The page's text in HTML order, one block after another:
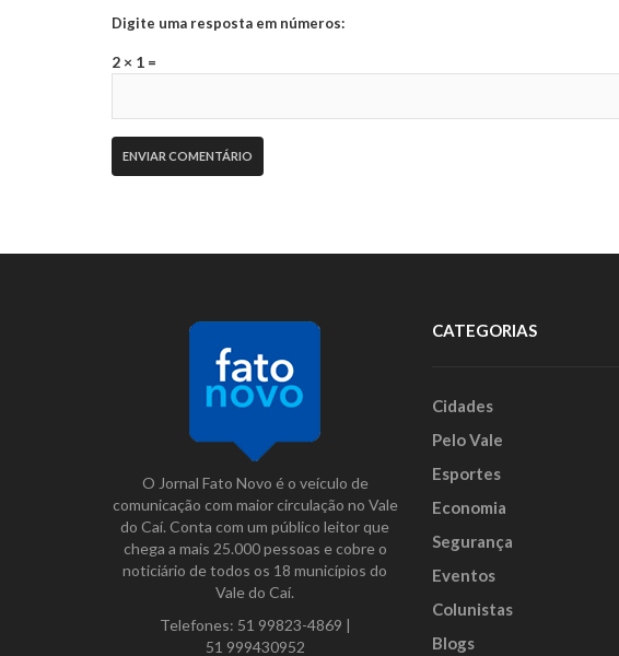
Digite uma resposta em números:
2 × 1 =
O Jornal Fato Novo é o veículo de
comunicação com maior circulação no Vale
do Caí. Conta com um público leitor que
chega a mais 25.000 pessoas e cobre o
noticiário de todos os 18 municípios do
Vale do Caí.
Telefones: 51 99823-4869 |
51 999430952
CATEGORIAS
Cidades
Pelo Vale
Esportes
Economia
Segurança
Eventos
Colunistas
Blogs